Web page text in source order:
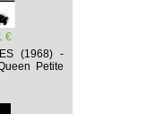
€
(1968) -
Petite